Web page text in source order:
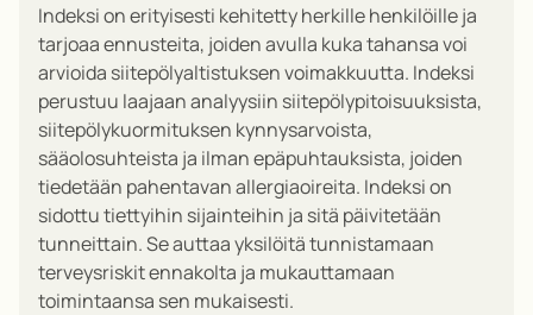
Indeksi on erityisesti kehitetty herkille henkilöille ja
tarjoaa ennusteita, joiden avulla kuka tahansa voi
arvioida siitepölyaltistuksen voimakkuutta. Indeksi
perustuu laajaan analyysiin siitepölypitoisuuksista,
siitepölykuormituksen kynnysarvoista,
sääolosuhteista ja ilman epäpuhtauksista, joiden
tiedetään pahentavan allergiaoireita. Indeksi on
sidottu tiettyihin sijainteihin ja sitä päivitetään
tunneittain. Se auttaa yksilöitä tunnistamaan
terveysriskit ennakolta ja mukauttamaan
toimintaansa sen mukaisesti.